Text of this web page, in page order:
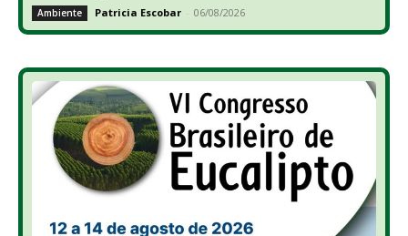
Ambiente Patricia Escobar - 06/08/2026